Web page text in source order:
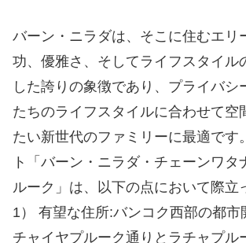
バーン・ニラダは、そこに住むエリ
功、優雅さ、そしてライフスタイル
した誇りの象徴であり、プライバシ
たちのライフスタイルに合わせて空
たい新世代のファミリーに最適です
ト「バーン・ニラダ・チェーンワタ
ルーク」は、以下の点において際立
1） 有望な住所:バンコク西部の都市
チャイヤプルーク通りとラチャプル